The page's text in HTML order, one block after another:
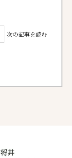
次の記事を読む